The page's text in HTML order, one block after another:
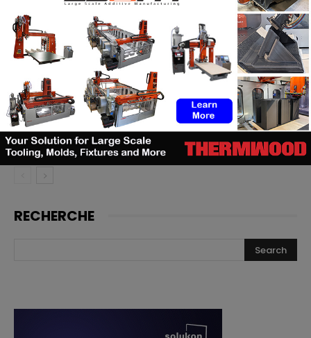
TE Connectivity mise sur
l’impression 3D pour la fabrication
de cathéters
Le bon moment en FA : quand les
fabricants de machines doivent
lancer, et quand les utilisateurs
doivent investir
RECHERCHE